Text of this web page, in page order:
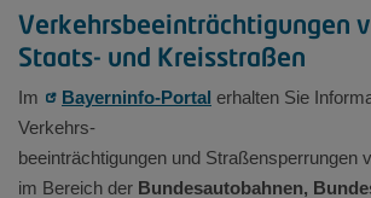
Verkehrsbeeinträchtigungen
Staats- und Kreisstraßen
Im Bayerninfo-Portal erhalten Sie
Verkehrs-
beeinträchtigungen und Straßensperrungen
im Bereich der Bundesautobahnen,